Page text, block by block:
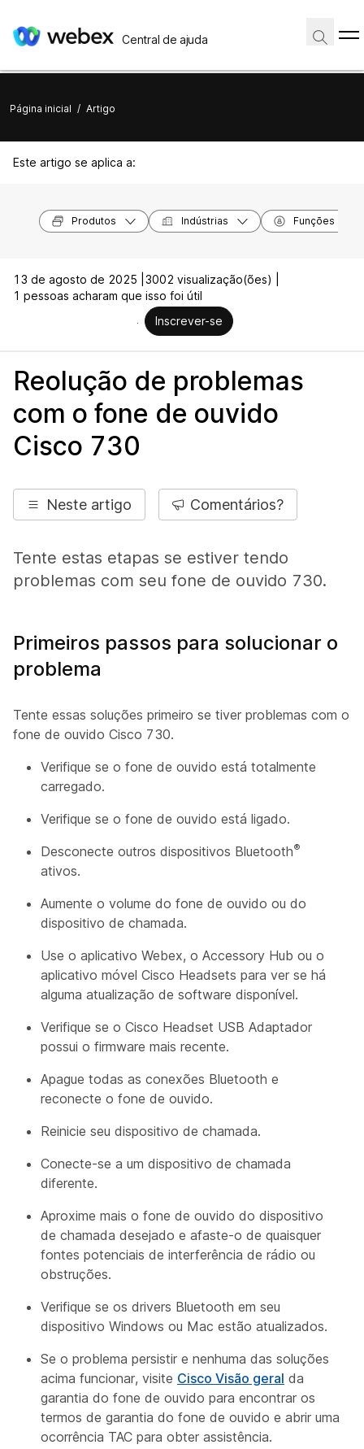
Central de ajuda
Página inicial / Artigo
Este artigo se aplica a:
Produtos Indústrias Funções
13 de agosto de 2025 | 3002 visualização(ões) |
1 pessoas acharam que isso foi útil
Inscrever-se
Reolução de problemas
com o fone de ouvido
Cisco 730
Neste artigo Comentários?
Tente estas etapas se estiver tendo
problemas com seu fone de ouvido 730.
Primeiros passos para solucionar o
problema
Tente essas soluções primeiro se tiver problemas com o
fone de ouvido Cisco 730.
Verifique se o fone de ouvido está totalmente
carregado.
Verifique se o fone de ouvido está ligado.
Desconecte outros dispositivos Bluetooth®
ativos.
Aumente o volume do fone de ouvido ou do
dispositivo de chamada.
Use o aplicativo Webex, o Accessory Hub ou o
aplicativo móvel Cisco Headsets para ver se há
alguma atualização de software disponível.
Verifique se o Cisco Headset USB Adaptador
possui o firmware mais recente.
Apague todas as conexões Bluetooth e
reconecte o fone de ouvido.
Reinicie seu dispositivo de chamada.
Conecte-se a um dispositivo de chamada
diferente.
Aproxime mais o fone de ouvido do dispositivo
de chamada desejado e afaste-o de quaisquer
fontes potenciais de interferência de rádio ou
obstruções.
Verifique se os drivers Bluetooth em seu
dispositivo Windows ou Mac estão atualizados.
Se o problema persistir e nenhuma das soluções
acima funcionar, visite Cisco Visão geral da
garantia do fone de ouvido para encontrar os
termos de garantia do fone de ouvido e abrir uma
ocorrência TAC para obter assistência.